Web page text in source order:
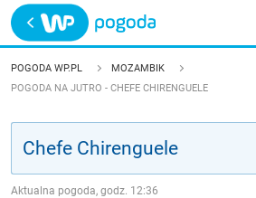
Trwa ładowanie
POLSKA
POGODA WP.PL
MOZAMBIK
POGODA NA JUTRO - CHEFE CHIRENGUELE
Aktualna pogoda, godz. 12:36